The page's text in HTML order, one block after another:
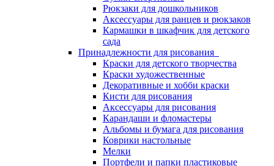
Рюкзаки для дошкольников
Аксессуары для ранцев и рюкзаков
Кармашки в шкафчик для детского
сада
Принадлежности для рисования
Краски для детского творчества
Краски художественные
Декоративные и хобби краски
Кисти для рисования
Аксессуары для рисования
Карандаши и фломастеры
Альбомы и бумага для рисования
Коврики настольные
Мелки
Портфели и папки пластиковые